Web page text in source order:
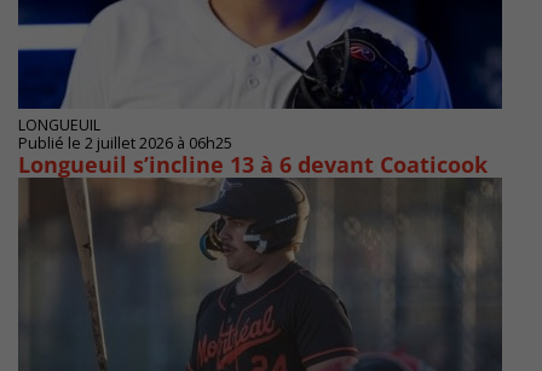
LONGUEUIL
Publié le 2 juillet 2026 à 06h25
Longueuil s’incline 13 à 6 devant Coaticook